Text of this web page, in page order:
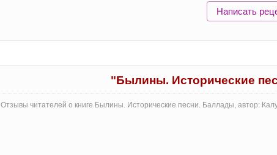
Написать
"Былины. Исторические
Отзывы читателей о книге Былины. Исторические песни. Баллады, автор: